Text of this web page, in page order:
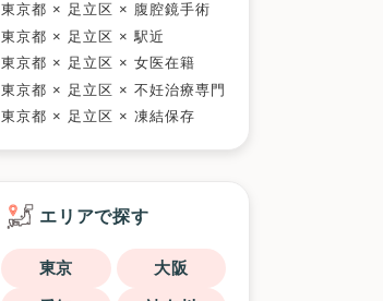
東京都 × 足立区 × 腹腔鏡手術
東京都 × 足立区 × 駅近
東京都 × 足立区 × 女医在籍
東京都 × 足立区 × 不妊治療専門
東京都 × 足立区 × 凍結保存
エリアで探す
東京 大阪